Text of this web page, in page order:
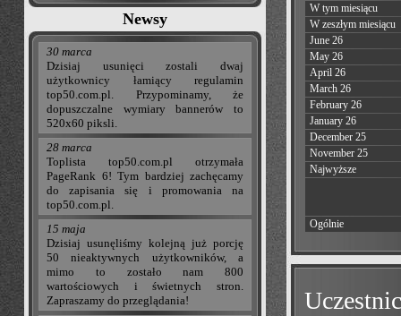
Newsy
30 marca
Dzisiaj usunięci zostali dwaj
użytkownicy łamiący regulamin
top50.com.pl. Przypominamy, że
dopuszczalne wymiary bannerów to
520x60 piksli.
28 marca
Toplista top50.com.pl otrzymała
PageRank 6! Tym bardziej zachęcamy
do zapisania się i promowania na
top50.com.pl.
15 maja
Dzisiaj usunęliśmy kolejną już porcję
50 nieaktywnych użytkowników, a
mimo to zostało nam 800
wartościowych i świetnych stron.
Zapraszamy do przeglądania!
W tym miesiącu
W zeszłym miesiącu
June 26
May 26
April 26
March 26
February 26
January 26
December 25
November 25
Najwyższe
Ogólnie